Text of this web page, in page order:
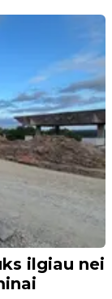
ilgiau nei